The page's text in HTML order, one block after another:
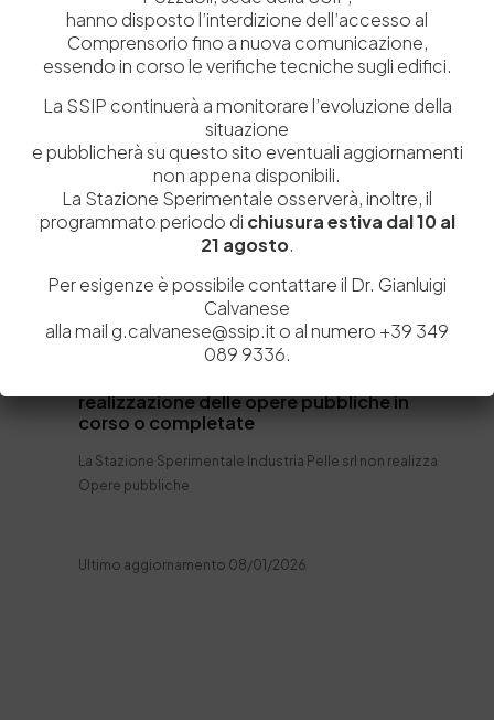
Prevenzione della Corruzione
Accesso civico
Tempi costi e indicatori di
realizzazione delle opere
pubbliche
L’obbligo di pubblicazione non è applicabile
realizzazione delle opere pubbliche in
corso o completate
La Stazione Sperimentale Industria Pelle srl non realizza
Opere pubbliche
Ultimo aggiornamento 08/01/2026
hanno disposto l’interdizione dell’accesso al
Comprensorio fino a nuova comunicazione,
essendo in corso le verifiche tecniche sugli edifici.
La SSIP continuerà a monitorare l’evoluzione della
situazione
e pubblicherà su questo sito eventuali aggiornamenti
non appena disponibili.
La Stazione Sperimentale osserverà, inoltre, il
programmato periodo di chiusura estiva dal 10 al
21 agosto.
Per esigenze è possibile contattare il Dr. Gianluigi
Calvanese
alla mail g.calvanese@ssip.it o al numero +39 349
089 9336.